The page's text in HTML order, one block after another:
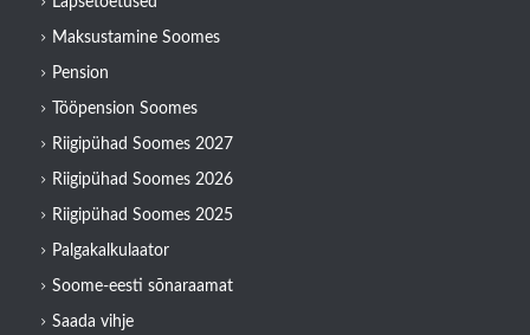
Maksustamine Soomes
Pension
Tööpension Soomes
Riigipühad Soomes 2027
Riigipühad Soomes 2026
Riigipühad Soomes 2025
Palgakalkulaator
Soome-eesti sõnaraamat
Saada vihje